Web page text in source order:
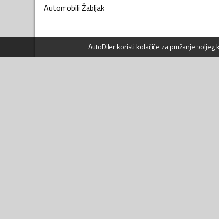
Automobili Žabljak
AutoDilerkoristi kolačiće za pružanje boljeg